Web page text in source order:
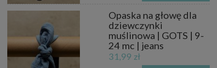
Opaska na głowę dla
dziewczynki
muślinowa | GOTS | 9-
24 mc | jeans
31,99 zł